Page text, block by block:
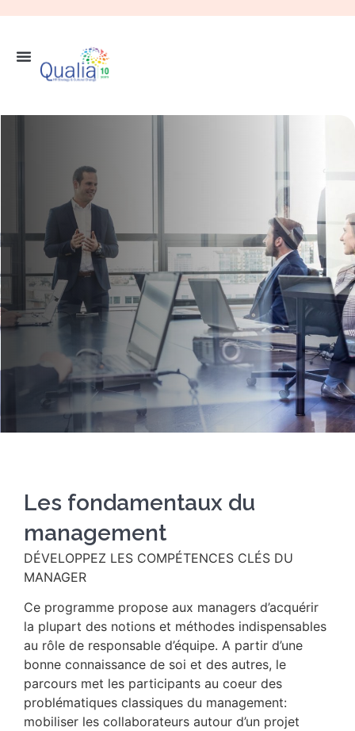
Les fondamentaux du
management
DÉVELOPPEZ LES COMPÉTENCES CLÉS DU
MANAGER
Ce programme propose aux managers d’acquérir
la plupart des notions et méthodes indispensables
au rôle de responsable d’équipe. A partir d’une
bonne connaissance de soi et des autres, le
parcours met les participants au coeur des
problématiques classiques du management:
mobiliser les collaborateurs autour d’un projet